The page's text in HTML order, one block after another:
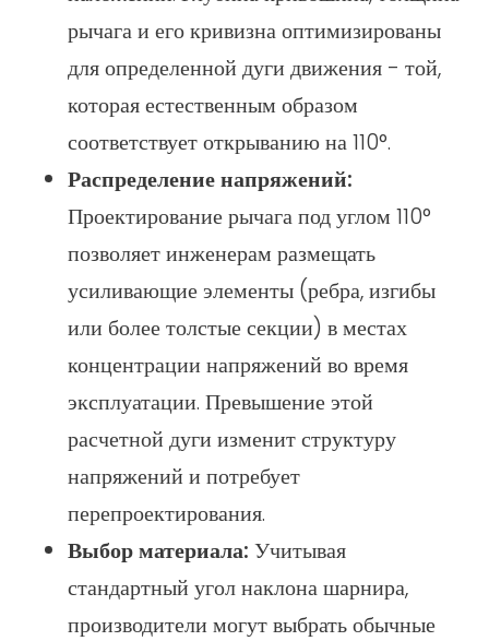
рычага и его кривизна оптимизированы
для определенной дуги движения - той,
которая естественным образом
соответствует открыванию на 110°.
Распределение напряжений:
Проектирование рычага под углом 110°
позволяет инженерам размещать
усиливающие элементы (ребра, изгибы
или более толстые секции) в местах
концентрации напряжений во время
эксплуатации. Превышение этой
расчетной дуги изменит структуру
напряжений и потребует
перепроектирования.
Выбор материала:Учитывая
стандартный угол наклона шарнира,
производители могут выбрать обычные